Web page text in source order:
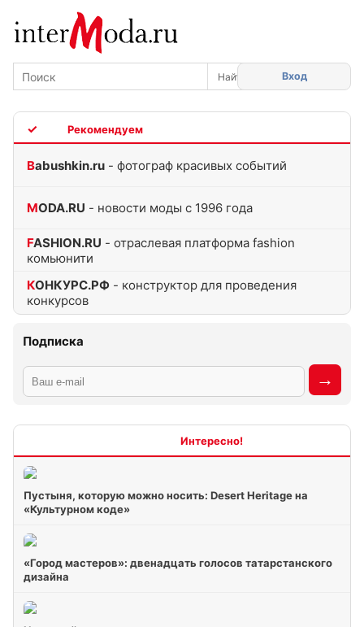
Вход
Babushkin.ru - фотограф красивых событий
MODA.RU - новости моды с 1996 года
FASHION.RU - отраслевая платформа fashion
комьюнити
КОНКУРС.РФ - конструктор для проведения
конкурсов
Подписка
Пустыня, которую можно носить: Desert Heritage на
«Культурном коде»
«Город мастеров»: двенадцать голосов татарстанского
дизайна